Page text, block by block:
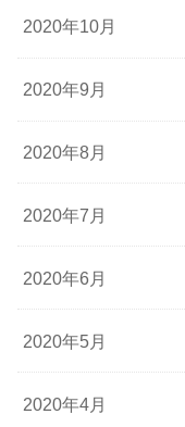
2020年10月
2020年9月
2020年8月
2020年7月
2020年6月
2020年5月
2020年4月